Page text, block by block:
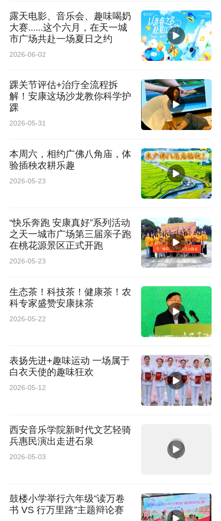
露天电影、音乐会、趣味喝奶
大赛......这个六月，在天一城
市广场共赴一场夏日之约
2026-06-02
踝关节评估+治疗全流程拆
解！安康这场沙龙教你科学护
踝
2026-05-31
本周六，相约广佛八角庙，体
验插秧农耕乐趣
2026-05-23
“快乐奔跑 安康真好”系列活动
之天一城市广场第三届亲子跑
在桃花源景区正式开跑
2026-05-23
生态茶！科技茶！健康茶！农
科专家盛赞安康抹茶
2026-05-22
表扬先进+趣味运动 一场属于
白衣天使的趣味狂欢
2026-05-12
西安音乐学院新时代文艺轻骑
兵惠民演出走进石泉
2026-05-03
鼓楼小学举行六年级“读万卷
书 VS 行万里路”主题辩论赛